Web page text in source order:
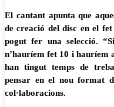
El cantant apunta que
de creació del disc en el
pogut fer una selecció.
n’hauríem fet 10 i hauríem
han tingut temps de
pensar en el nou format
col·laboracions.